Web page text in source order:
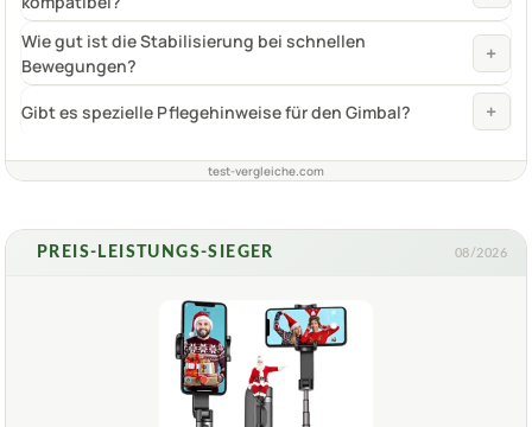
Wie gut ist die Stabilisierung bei schnellen
Bewegungen?
+
Gibt es spezielle Pflegehinweise für den Gimbal? +
test-vergleiche.com
PREIS-LEISTUNGS-SIEGER 08/2026